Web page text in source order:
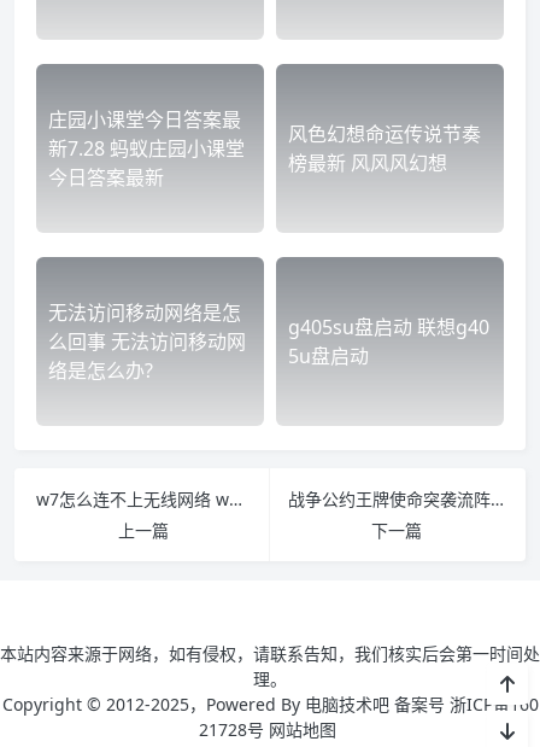
庄园小课堂今日答案最
新7.28 蚂蚁庄园小课堂
今日答案最新
风色幻想命运传说节奏
榜最新 风风风幻想
无法访问移动网络是怎
么回事 无法访问移动网
络是怎么办?
g405su盘启动 联想g40
5u盘启动
w7怎么连不上无线网络 w7无法连接无线网
上一篇
战争公约王牌使命突袭流阵容怎么玩
下一篇
本站内容来源于网络，如有侵权，请联系告知，我们核实后会第一时间处
理。
Copyright © 2012-2025，Powered By 电脑技术吧 备案号 浙ICP备160
21728号 网站地图